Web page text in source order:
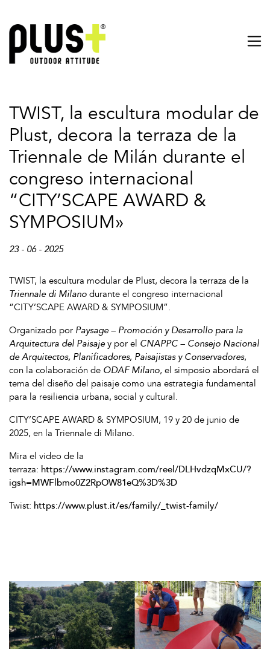
TWIST, la escultura modular de
Plust, decora la terraza de la
Triennale de Milán durante el
congreso internacional
“CITY’SCAPE AWARD &
SYMPOSIUM»
23 - 06 - 2025
TWIST, la escultura modular de Plust, decora la terraza de la
Triennale di Milano durante el congreso internacional
“CITY’SCAPE AWARD & SYMPOSIUM”.
Organizado por Paysage – Promoción y Desarrollo para la
Arquitectura del Paisajey por el CNAPPC – Consejo Nacional
de Arquitectos, Planificadores, Paisajistas y Conservadores,
con la colaboración de ODAF Milano, el simposio abordará el
tema del diseño del paisaje como una estrategia fundamental
para la resiliencia urbana, social y cultural.
CITY’SCAPE AWARD & SYMPOSIUM, 19 y 20 de junio de
2025, en la Triennale di Milano.
Mira el video de la
terraza: https://www.instagram.com/reel/DLHvdzqMxCU/?
igsh=MWFlbmo0Z2RpOW81eQ%3D%3D
Twist: https://www.plust.it/es/family/_twist-family/